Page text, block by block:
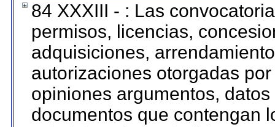
84 XXXIII - : Las
permisos, licencias,
adquisiciones,
autorizaciones otorgadas
opiniones argumentos,
documentos que contengan